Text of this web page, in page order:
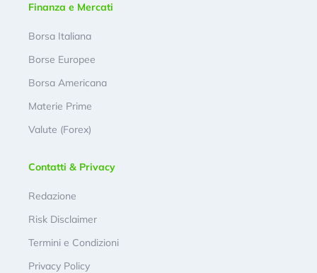
Finanza e Mercati
Borsa Italiana
Borse Europee
Borsa Americana
Materie Prime
Valute (Forex)
Contatti & Privacy
Redazione
Risk Disclaimer
Termini e Condizioni
Privacy Policy